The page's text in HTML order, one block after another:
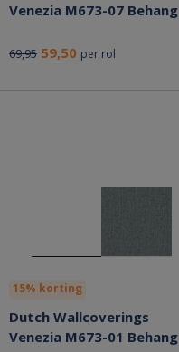
Venezia M673-07 Behang
69,95 59,50 per rol
15% korting
Dutch Wallcoverings
Venezia M673-01 Behang